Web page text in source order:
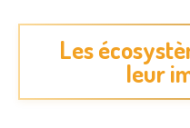
Les
leur